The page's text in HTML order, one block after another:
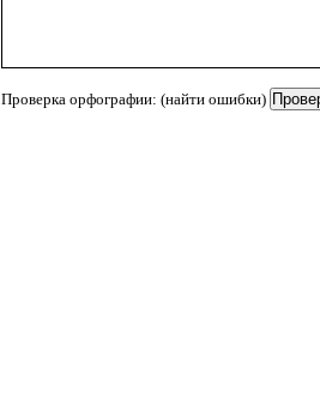
Проверка орфографии: (найти ошибки)